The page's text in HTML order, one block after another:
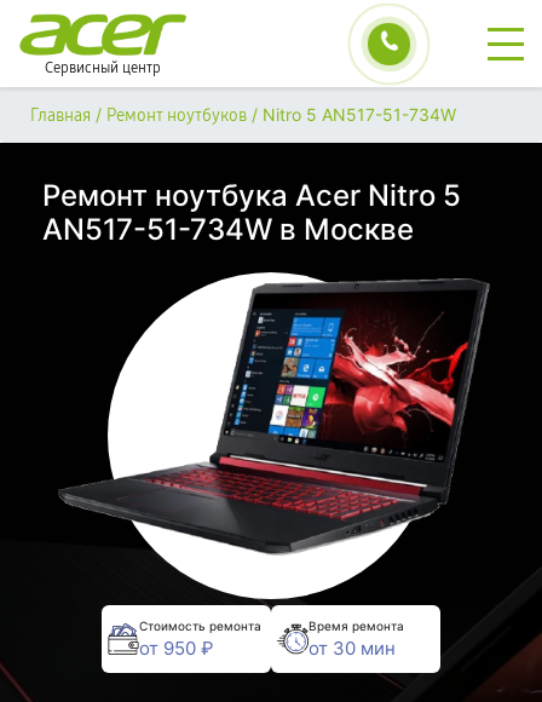
Сервисный центр
Главная / Ремонт ноутбуков / Nitro 5 AN517-51-734W
Ремонт ноутбука Acer Nitro 5
AN517-51-734W в Москве
Стоимость ремонта
от 950 ₽
Время ремонта
от 30 мин